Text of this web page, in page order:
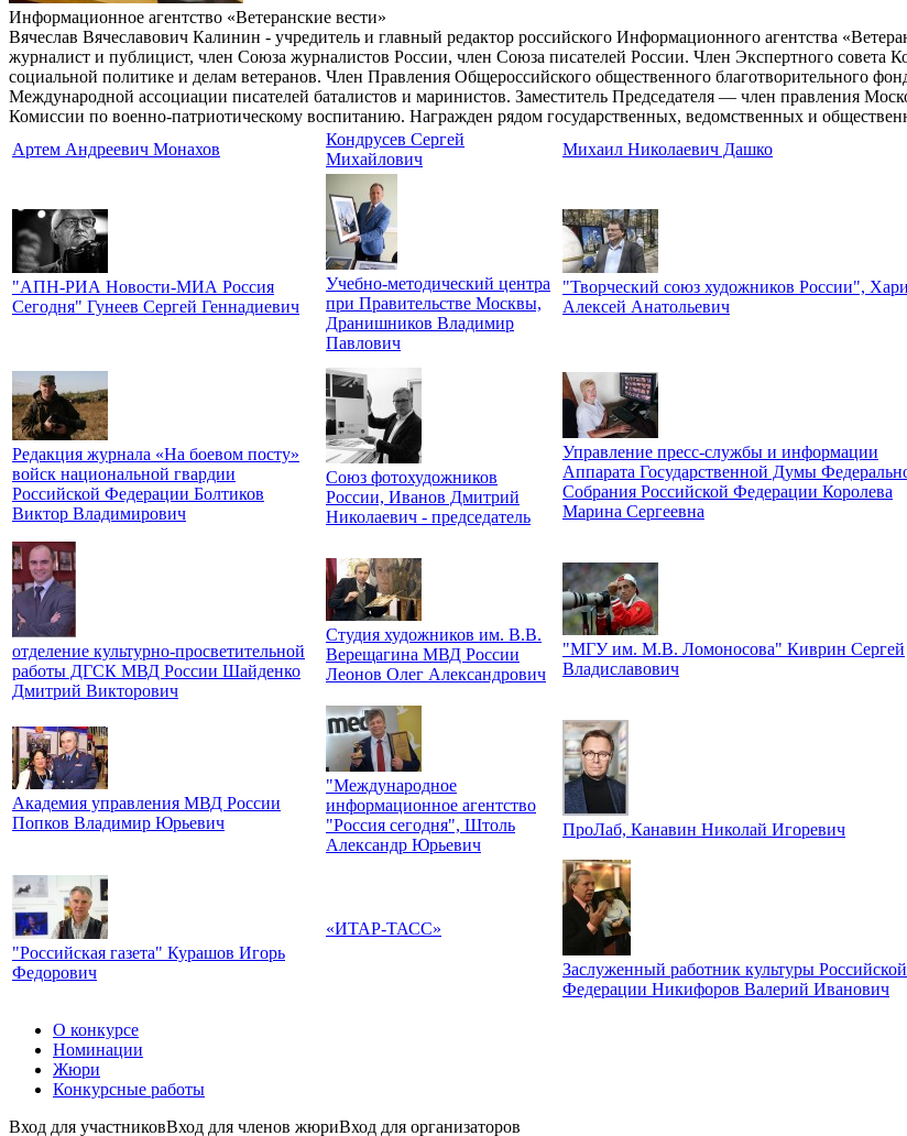
Информационное агентство «Ветеранские вести»
Вячеслав Вячеславович Калинин - учредитель и главный редактор российского Информационного агентства
журналист и публицист, член Союза журналистов России, член Союза писателей России. Член Экспертного совета
социальной политике и делам ветеранов. Член Правления Общероссийского общественного благотворительного
Международной ассоциации писателей баталистов и маринистов. Заместитель Председателя — член правления
Комиссии по военно-патриотическому воспитанию. Награжден рядом государственных, ведомственных и
Артем Андреевич Монахов
Кондрусев Сергей
Михайлович
Михаил Николаевич Дашко
"АПН-РИА Новости-МИА Россия
Сегодня" Гунеев Сергей Геннадиевич
Учебно-методический центра
при Правительстве Москвы,
Дранишников Владимир
Павлович
"Творческий союз художников России",
Алексей Анатольевич
Редакция журнала «На боевом посту»
войск национальной гвардии
Российской Федерации Болтиков
Виктор Владимирович
Союз фотохудожников
России, Иванов Дмитрий
Николаевич - председатель
Управление пресс-службы и информации
Аппарата Государственной Думы
Собрания Российской Федерации Королева
Марина Сергеевна
отделение культурно-просветительной
работы ДГСК МВД России Шайденко
Дмитрий Викторович
Студия художников им. В.В.
Верещагина МВД России
Леонов Олег Александрович
"МГУ им. М.В. Ломоносова" Киврин Сергей
Владиславович
Академия управления МВД России
Попков Владимир Юрьевич
"Международное
информационное агентство
"Россия сегодня", Штоль
Александр Юрьевич
ПроЛаб, Канавин Николай Игоревич
"Российская газета" Курашов Игорь
Федорович
«ИТАР-ТАСС»
Заслуженный работник культуры Российской
Федерации Никифоров Валерий Иванович
О конкурсе
Номинации
Жюри
Конкурсные работы
Вход для участниковВход для членов жюриВход для организаторов